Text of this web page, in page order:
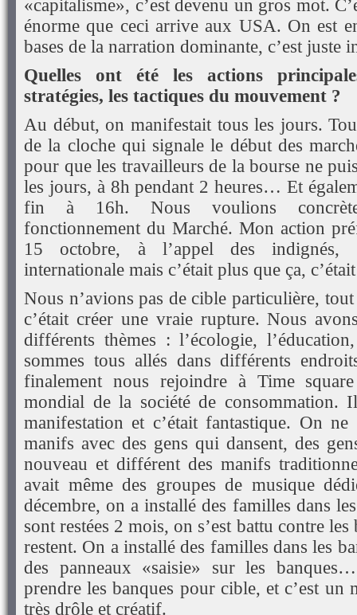
«capitalisme», c’est devenu un gros mot.
énorme que ceci arrive aux USA. On est
bases de la narration dominante, c’est juste
Quelles ont été les actions
stratégies, les tactiques du mouvement ?
Au début, on manifestait tous les jours.
de la cloche qui signale le début des
pour que les travailleurs de la bourse ne
les jours, à 8h pendant 2 heures… Et
fin à 16h. Nous voulions
fonctionnement du Marché. Mon action
15 octobre, à l’appel des indignés,
internationale mais c’était plus que ça,
Nous n’avions pas de cible particulière,
c’était créer une vraie rupture. Nous
différents thèmes : l’écologie,
sommes tous allés dans différents
finalement nous rejoindre à Time
mondial de la société de consommation.
manifestation et c’était fantastique. On
manifs avec des gens qui dansent, des
nouveau et différent des manifs
avait même des groupes de musique
décembre, on a installé des familles dans
sont restées 2 mois, on s’est battu contre
restent. On a installé des familles dans les
des panneaux «saisie» sur les
prendre les banques pour cible, et c’est un
très drôle et créatif.